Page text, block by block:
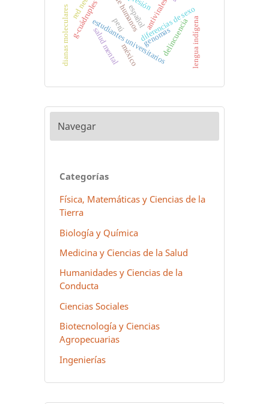
estudiantes universitariosdiferencias de sexo
salud mental
g-cuádruples genomas
antivirales
dianas moleculares delincuencia
perú lengua indígena
español
méxico
Navegar
Categorías
Física, Matemáticas y Ciencias de la
Tierra
Biología y Química
Medicina y Ciencias de la Salud
Humanidades y Ciencias de la
Conducta
Ciencias Sociales
Biotecnología y Ciencias
Agropecuarias
Ingenierías